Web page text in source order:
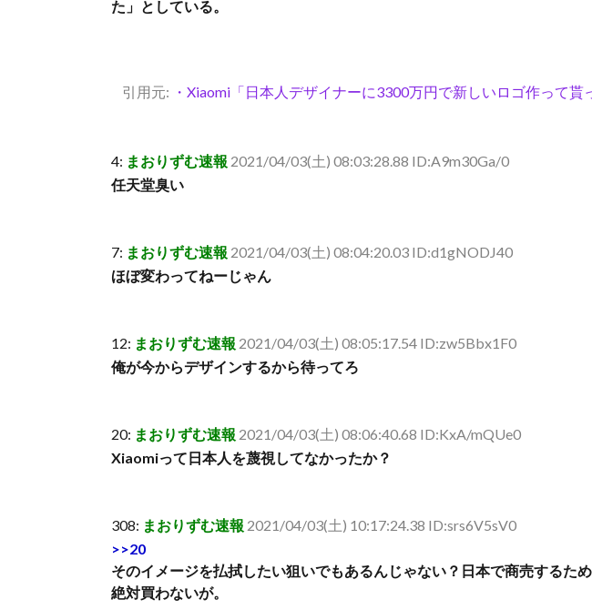
た」としている。
引用元: ・Xiaomi「日本人デザイナーに3300万円で新しいロゴ作って
4: まおりずむ速報 2021/04/03(土) 08:03:28.88 ID:A9m30Ga/0
任天堂臭い
7: まおりずむ速報 2021/04/03(土) 08:04:20.03 ID:d1gNODJ40
ほぼ変わってねーじゃん
12: まおりずむ速報 2021/04/03(土) 08:05:17.54 ID:zw5Bbx1F0
俺が今からデザインするから待ってろ
20: まおりずむ速報 2021/04/03(土) 08:06:40.68 ID:KxA/mQUe0
Xiaomiって日本人を蔑視してなかったか？
308: まおりずむ速報 2021/04/03(土) 10:17:24.38 ID:srs6V5sV0
>>20
そのイメージを払拭したい狙いでもあるんじゃない？日本で商売するた
絶対買わないが。